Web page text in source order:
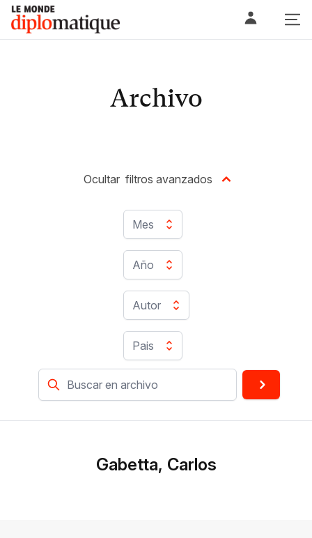
Skip
content
Le monde diplomatique
Archivo
Mes
Año
Autor
Pais
Ocultar filtros avanzados
Gabetta, Carlos